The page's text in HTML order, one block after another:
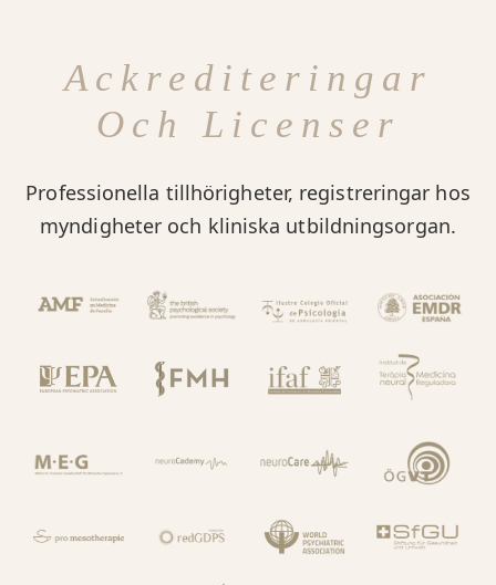
Ackrediteringar
Och Licenser
Professionella tillhörigheter, registreringar hos
myndigheter och kliniska utbildningsorgan.